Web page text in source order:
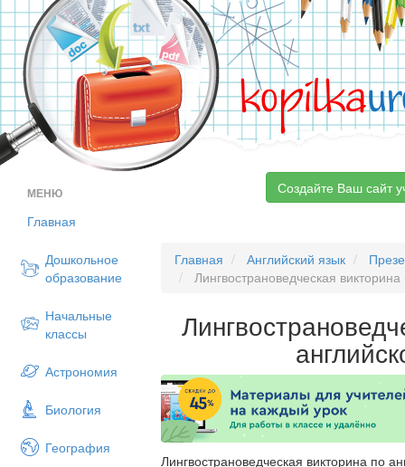
kopilka
МЕНЮ
Главная
Дошкольное
образование
Начальные
классы
Астрономия
Биология
География
Создайте Ваш сайт
Главная Английский язык
Лингвострановедческая
Лингвострановедческая викторина по